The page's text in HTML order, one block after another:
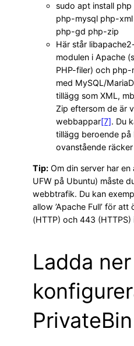
sudo apt install
php-mysql php-
php-gd php-zip
Här står
modulen i Apache
PHP-filer) och php-
med MySQL/
tillägg som XML,
Zip eftersom de är
webbappar[7]. Du
tillägg beroende på
ovanstående
Tip: Om din server har
UFW på Ubuntu) måste
webbtrafik. Du kan
allow ’Apache Full’ för
(HTTP) och 443
Ladda
PrivateBin